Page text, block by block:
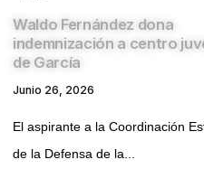
Waldo Fernández dona
indemnización a centro
de García
Junio 26, 2026
El aspirante a la Coordinación
de la Defensa de la...